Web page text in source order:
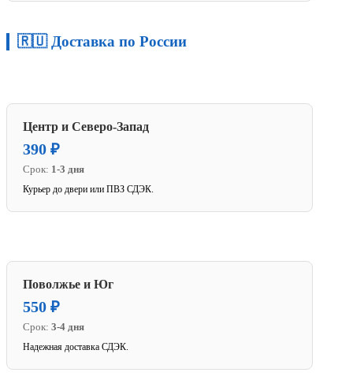
🇷🇺 Доставка по России
Центр и Северо-Запад
390 ₽
Срок: 1-3 дня
Курьер до двери или ПВЗ СДЭК.
Поволжье и Юг
550 ₽
Срок: 3-4 дня
Надежная доставка СДЭК.